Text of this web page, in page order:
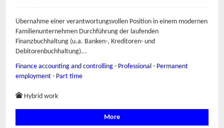
Übernahme einer verantwortungsvollen Position in einem modernen
Familienunternehmen Durchführung der laufenden
Finanzbuchhaltung (u.a. Banken-, Kreditoren- und
Debitorenbuchhaltung)...
Finance accounting and controlling - Professional - Permanent
employment - Part time
Hybrid work
More